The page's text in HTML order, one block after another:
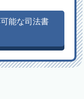
能な司法書